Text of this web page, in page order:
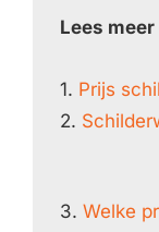
Lees
1. Prijs
2.
3. Welke